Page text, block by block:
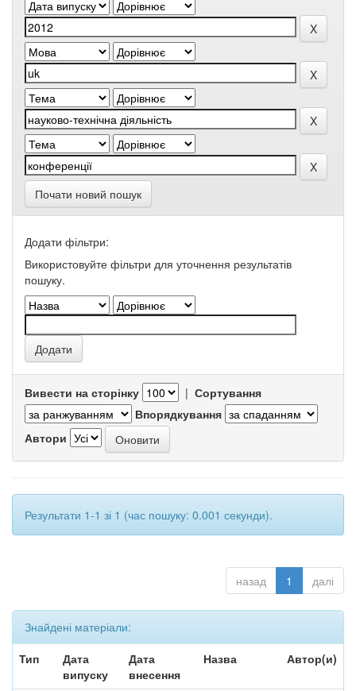
Почати новий пошук
Додати фільтри:
Використовуйте фільтри для уточнення результатів
пошуку.
Вивести на сторінку | Сортування
Впорядкування
Автори
Результати 1-1 зі 1 (час пошуку: 0.001 секунди).
назад 1 далі
Знайдені матеріали:
Тип
Дата
випуску
Дата
внесення
Назва Автор(и)